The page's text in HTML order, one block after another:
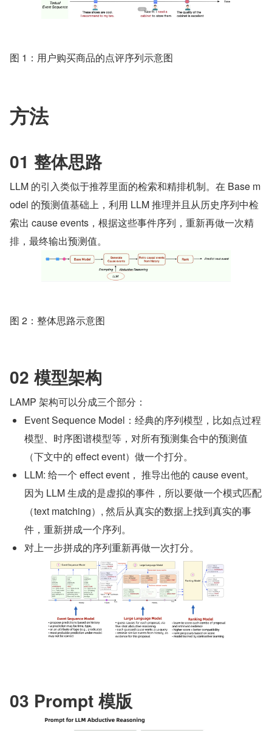
图 1：用户购买商品的点评序列示意图
方法
01 整体思路
LLM 的引入类似于推荐里面的检索和精排机制。在 Base m
odel 的预测值基础上，利用 LLM 推理并且从历史序列中检
索出 cause events，根据这些事件序列，重新再做一次精
排，最终输出预测值。
图 2：整体思路示意图
02 模型架构
LAMP 架构可以分成三个部分：
Event Sequence Model：经典的序列模型，比如点过程
模型、时序图谱模型等，对所有预测集合中的预测值
（下文中的 effect event）做一个打分。
LLM: 给一个 effect event， 推导出他的 cause event。
因为 LLM 生成的是虚拟的事件，所以要做一个模式匹配
（text matching）, 然后从真实的数据上找到真实的事
件，重新拼成一个序列。
对上一步拼成的序列重新再做一次打分。
03 Prompt 模版